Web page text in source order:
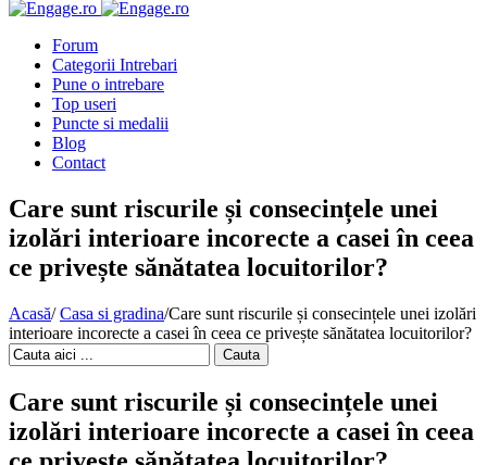
Forum
Categorii Intrebari
Pune o intrebare
Top useri
Puncte si medalii
Blog
Contact
Care sunt riscurile și consecințele unei
izolări interioare incorecte a casei în ceea
ce privește sănătatea locuitorilor?
Acasă/ Casa si gradina/Care sunt riscurile și consecințele unei izolări
interioare incorecte a casei în ceea ce privește sănătatea locuitorilor?
Cauta
Care sunt riscurile și consecințele unei
izolări interioare incorecte a casei în ceea